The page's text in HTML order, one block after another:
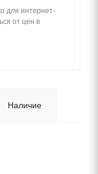
для интернет-
от цен в
Наличие